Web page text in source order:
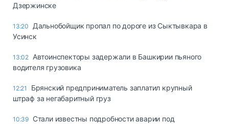
Дзержинске
13:20
Дальнобойщик пропал по дороге из Сыктывкара в
Усинск
13:02 Автоинспекторы задержали в Башкирии пьяного
водителя грузовика
12:21
Брянский предприниматель заплатил крупный
штраф за негабаритный груз
10:39 Стали известны подробности аварии под